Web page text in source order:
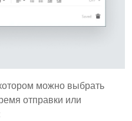
можно выбрать
отправки или